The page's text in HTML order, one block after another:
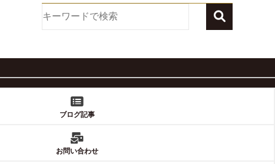
ブログ記事
お問い合わせ